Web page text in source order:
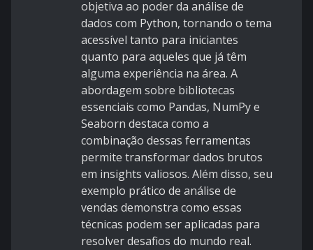
objetiva ao poder da análise de
dados com Python, tornando o tema
acessível tanto para iniciantes
quanto para aqueles que já têm
alguma experiência na área. A
abordagem sobre bibliotecas
essenciais como Pandas, NumPy e
Seaborn destaca como a
combinação dessas ferramentas
permite transformar dados brutos
em insights valiosos. Além disso, seu
exemplo prático de análise de
vendas demonstra como essas
técnicas podem ser aplicadas para
resolver desafios do mundo real.